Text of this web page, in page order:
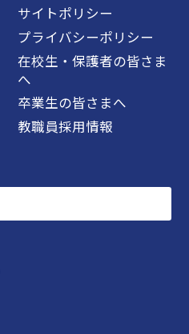
サイトポリシー
プライバシーポリシー
在校生・保護者の皆さま
へ
卒業生の皆さまへ
教職員採用情報